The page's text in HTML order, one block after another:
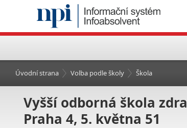
Úvodní strana Volba podle školy Škola
Vyšší odborná škola
Praha 4, 5. května 51